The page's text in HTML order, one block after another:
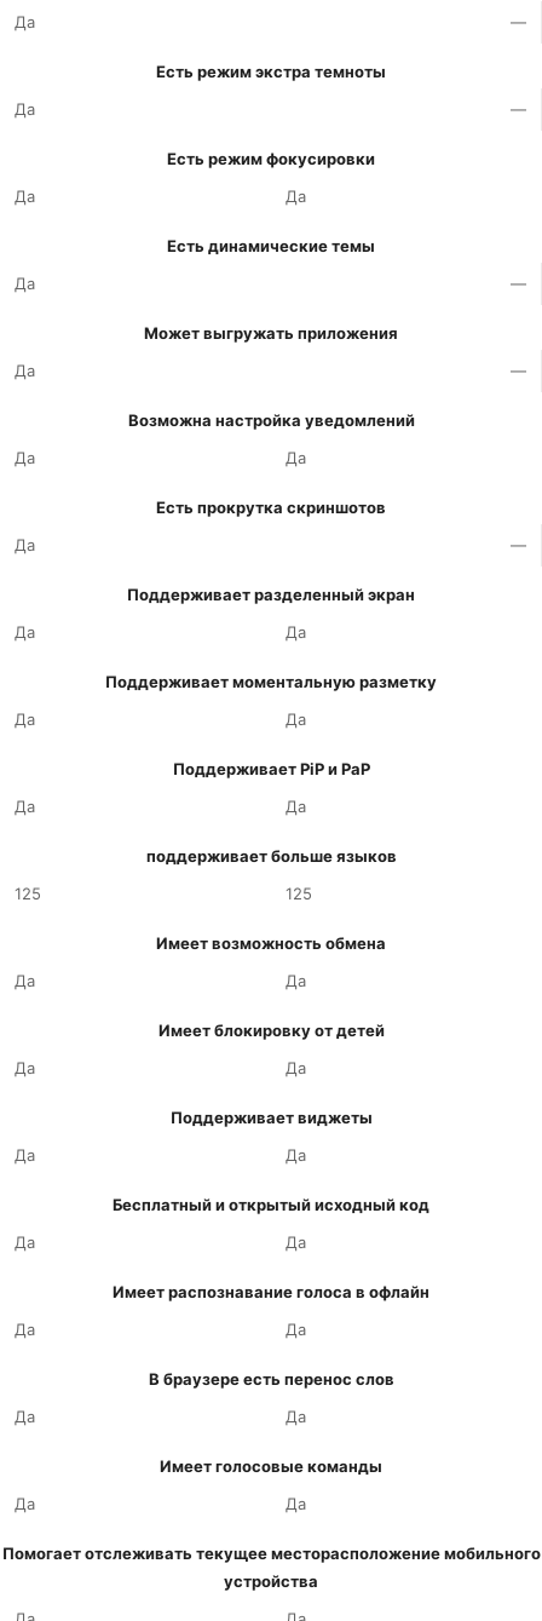
Да
—
Есть режим экстра темноты
Да
—
Есть режим фокусировки
Да
Да
Есть динамические темы
Да
—
Может выгружать приложения
Да
—
Возможна настройка уведомлений
Да
Да
Есть прокрутка скриншотов
Да
—
Поддерживает разделенный экран
Да
Да
Поддерживает моментальную разметку
Да
Да
Поддерживает PiP и PaP
Да
Да
поддерживает больше языков
125
125
Имеет возможность обмена
Да
Да
Имеет блокировку от детей
Да
Да
Поддерживает виджеты
Да
Да
Бесплатный и открытый исходный код
Да
Да
Имеет распознавание голоса в офлайн
Да
Да
В браузере есть перенос слов
Да
Да
Имеет голосовые команды
Да
Да
Помогает отслеживать текущее месторасположение мобильного
устройства